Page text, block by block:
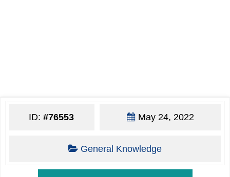
ID:#76553 May 24, 2022
General Knowledge